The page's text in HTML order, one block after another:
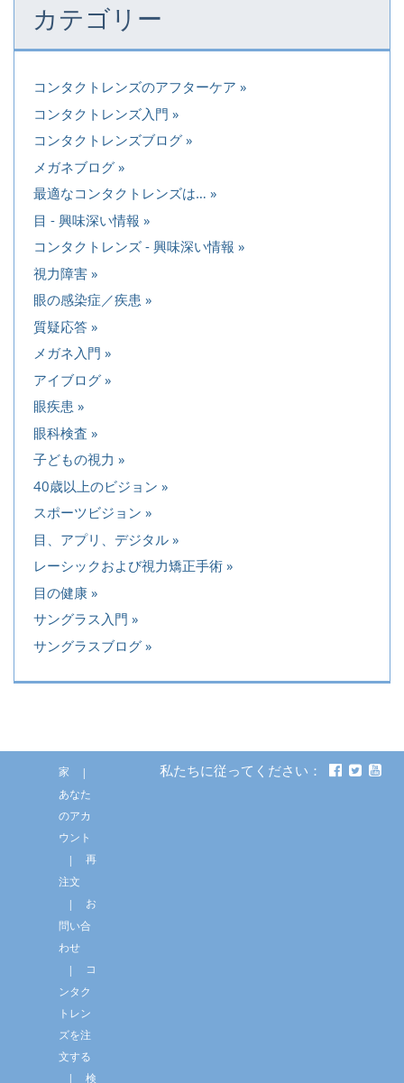
カテゴリー
コンタクトレンズのアフターケア
コンタクトレンズ入門
コンタクトレンズブログ
メガネブログ
最適なコンタクトレンズは…
目 - 興味深い情報
コンタクトレンズ - 興味深い情報
視力障害
眼の感染症／疾患
質疑応答
メガネ入門
アイブログ
眼疾患
眼科検査
子どもの視力
40歳以上のビジョン
スポーツビジョン
目、アプリ、デジタル
レーシックおよび視力矯正手術
目の健康
サングラス入門
サングラスブログ
家
あなた
のアカ
ウント
再
注文
お
問い合
わせ
コ
ンタク
トレン
ズを注
文する
検
私たちに従ってください：